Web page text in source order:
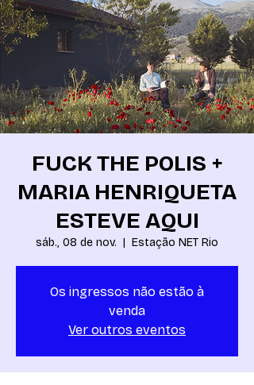
FUCK THE POLIS +
MARIA HENRIQUETA
ESTEVE AQUI
sáb., 08 de nov.
  |
Estação NET Rio
Os ingressos não estão à
venda
Ver outros eventos